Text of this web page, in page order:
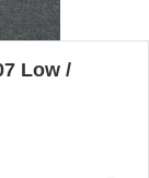
Low /